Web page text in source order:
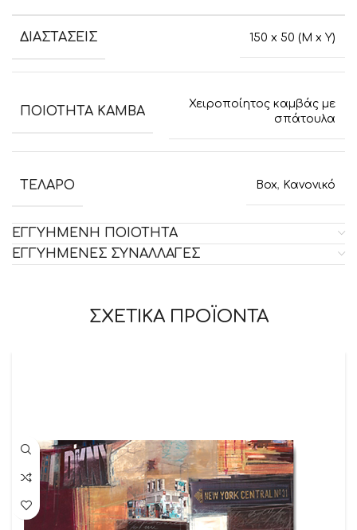
ΔΙΑΣΤΑΣΕΙΣ 150 x 50 (M x Y)
ΠΟΙΟΤΗΤΑ ΚΑΜΒΑ
Χειροποίητος καμβάς με
σπάτουλα
ΤΕΛΑΡΟ Box, Κανονικό
ΕΓΓΥΗΜΕΝΗ ΠΟΙΟΤΗΤΑ
ΕΓΓΥΗΜΕΝΕΣ ΣΥΝΑΛΛΑΓΕΣ
ΣΧΕΤΙΚΑ ΠΡΟΪΟΝΤΑ